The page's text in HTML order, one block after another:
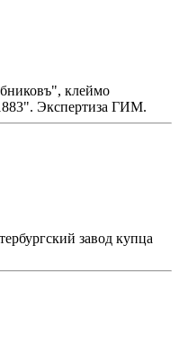
клеймо
Экспертиза ГИМ.
завод купца